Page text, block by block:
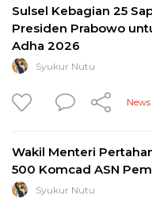
Sulsel Kebagian 25
Presiden Prabowo
Adha 2026
Syukur Nutu
News
Wakil Menteri
500 Komcad ASN
Syukur Nutu